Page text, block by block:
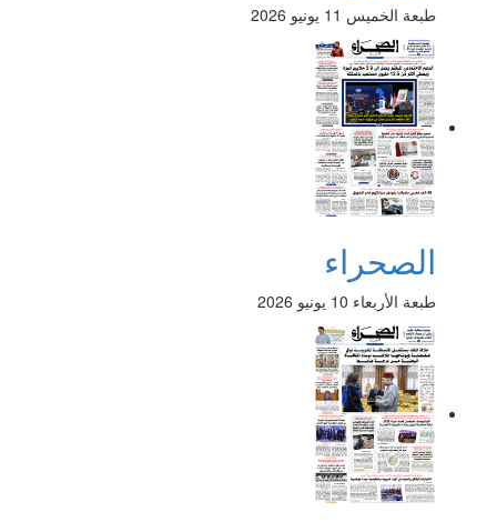
طبعة الخميس 11 يونيو 2026
الصحراء
طبعة الأربعاء 10 يونيو 2026